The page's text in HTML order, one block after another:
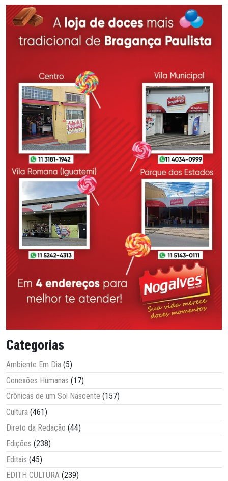
Categorias
Ambiente Em Dia (5)
Conexões Humanas (17)
Crônicas de um Sol Nascente (157)
Cultura (461)
Direto da Redação (44)
Edições (238)
Editais (45)
EDITH CULTURA (239)